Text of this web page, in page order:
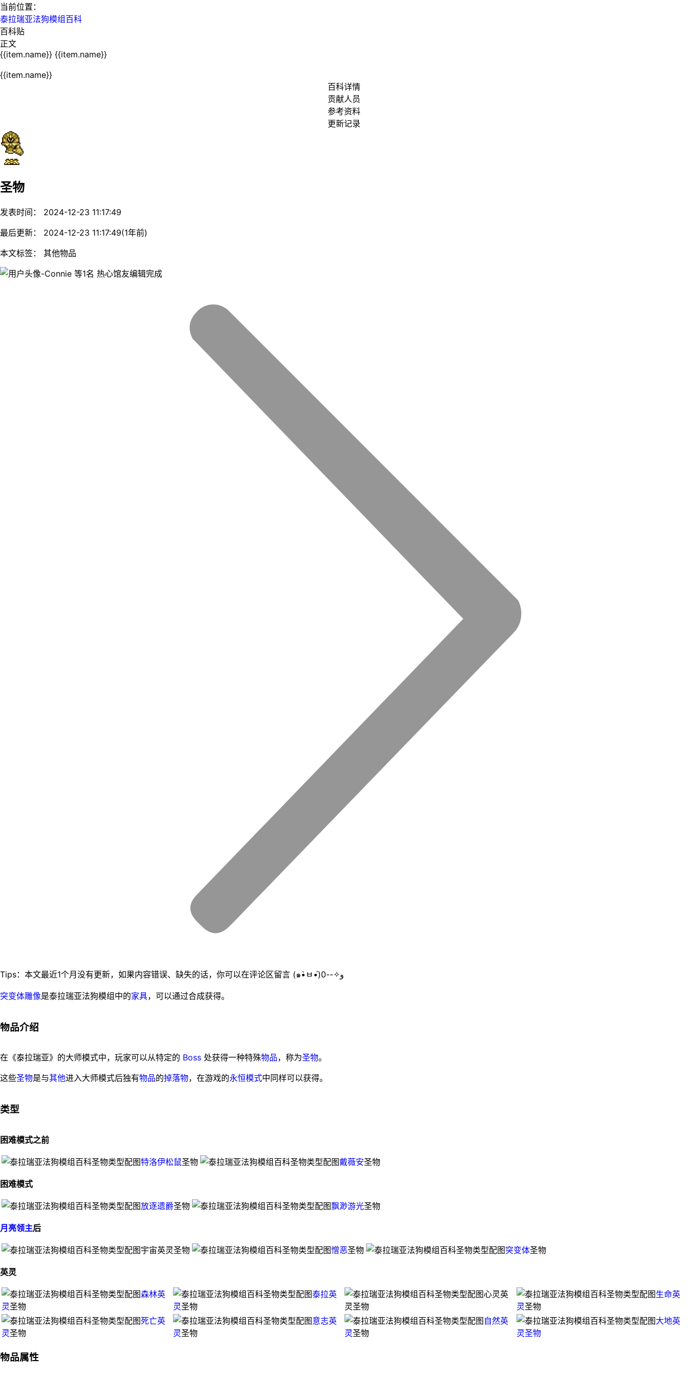
当前位置：
泰拉瑞亚法狗模组百科
百科贴
正文
{{item.name}} {{item.name}}
{{item.name}}
百科详情
贡献人员
参考资料
更新记录
圣物
发表时间： 2024-12-23 11:17:49
最后更新： 2024-12-23 11:17:49(1年前)
本文标签： 其他物品
等1名 热心馆友编辑完成
Tips：本文最近1个月没有更新，如果内容错误、缺失的话，你可以在评论区留言 (๑•̀ㅂ•́)و✧--0
突变体雕像是泰拉瑞亚法狗模组中的家具，可以通过合成获得。
物品介绍
在《泰拉瑞亚》的大师模式中，玩家可以从特定的 Boss 处获得一种特殊物品，称为圣物。
这些圣物是与其他进入大师模式后独有物品的掉落物，在游戏的永恒模式中同样可以获得。
类型
困难模式之前
特洛伊松鼠圣物 戴薇安圣物
困难模式
放逐遗爵圣物 飘渺游光圣物
月亮领主后
宇宙英灵圣物 憎恶圣物 突变体圣物
英灵
森林英
灵圣物
泰拉英
灵圣物
心灵英
灵圣物
生命英
灵圣物
死亡英
灵圣物
意志英
灵圣物
自然英
灵圣物
大地英
灵圣物
物品属性